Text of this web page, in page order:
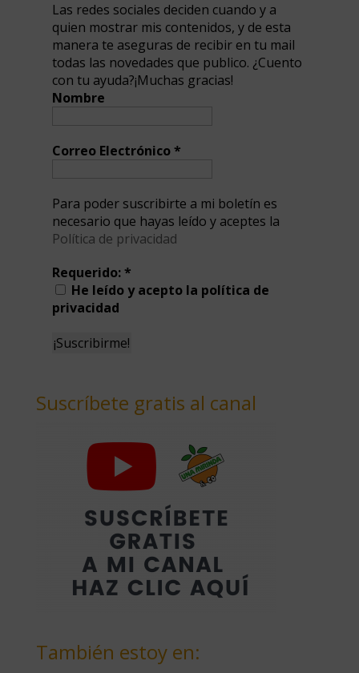
Las redes sociales deciden cuando y a
quien mostrar mis contenidos, y de esta
manera te aseguras de recibir en tu mail
todas las novedades que publico. ¿Cuento
con tu ayuda?¡Muchas gracias!
Nombre
Correo Electrónico*
Para poder suscribirte a mi boletín es
necesario que hayas leído y aceptes la
Política de privacidad
Requerido:*
He leído y acepto la política de
privacidad
Suscríbete gratis al canal
También estoy en: